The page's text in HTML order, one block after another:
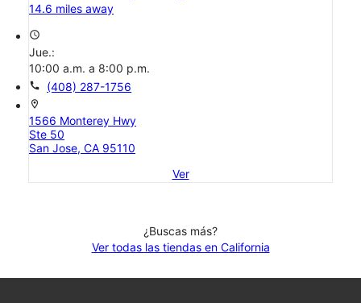
14.6 miles away
access_time
Jue.:
10:00 a.m. a 8:00 p.m.
call (408) 287-1756
location_on
1566 Monterey Hwy
Ste 50
San Jose, CA 95110
Ver
¿Buscas más?
Ver todas las tiendas en California